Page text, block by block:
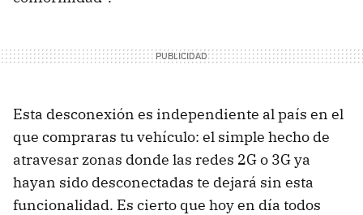
Esta desconexión es independiente al país en el
que compraras tu vehículo: el simple hecho de
atravesar zonas donde las redes 2G o 3G ya
hayan sido desconectadas te dejará sin esta
funcionalidad. Es cierto que hoy en día todos